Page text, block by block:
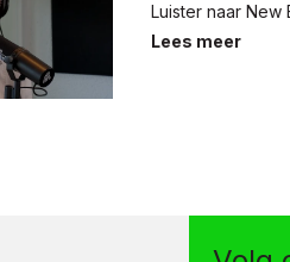
Luister naar New
Lees meer